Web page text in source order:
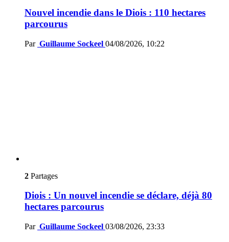
Nouvel incendie dans le Diois : 110 hectares
parcourus
Par Guillaume Sockeel 04/08/2026, 10:22
2 Partages
Diois : Un nouvel incendie se déclare, déjà 80
hectares parcourus
Par Guillaume Sockeel 03/08/2026, 23:33